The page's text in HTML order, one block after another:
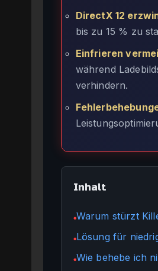
DirectX 12
bis zu 15 % zu
Einfrieren
während
verhindern.
Inhalt
●Warum stürzt
●Lösung für
●Wie behebe ich